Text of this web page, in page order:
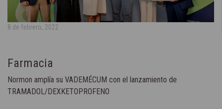
8 de febrero, 2022
Farmacia
Normon amplía su VADEMÉCUM con el lanzamiento de
TRAMADOL/DEXKETOPROFENO